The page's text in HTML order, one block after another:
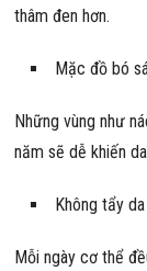
thâm đen hơn.
Mặc đồ bó
Những vùng như
năm sẽ dễ khiến
Không tẩy
Mỗi ngày cơ thể